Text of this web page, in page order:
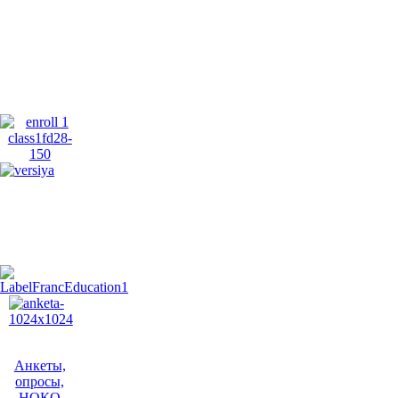
Анкеты,
опросы,